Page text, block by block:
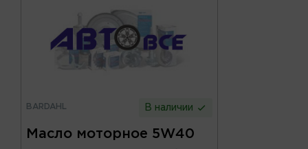
BARDAHL В наличии
Масло моторное 5W40